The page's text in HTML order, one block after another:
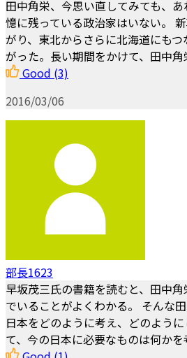
田中角栄、今思い直してみても、
憶に残っている政治家はいない。
がり、東北からさらに北海道にも
がった。長い期間をかけて、田中角
Good (3)
2016/03/06
部長1623
早坂茂三氏の書籍を読むと、田中
でいることがよくわかる。 そんな
日本をどのように考え、どのよう
て、今の日本に必要なものは何かを